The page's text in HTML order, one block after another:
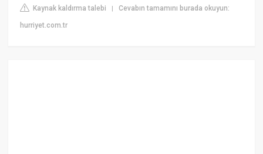
Kaynak kaldırma talebi |Cevabın tamamını burada okuyun:
hurriyet.com.tr